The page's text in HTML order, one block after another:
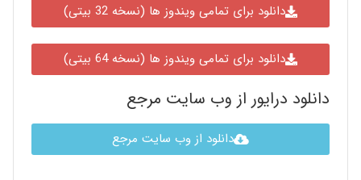
دانلود برای تمامی ویندوز ها (نسخه 32 بیتی)
دانلود برای تمامی ویندوز ها (نسخه 64 بیتی)
دانلود درایور از وب سایت مرجع
دانلود از وب سایت مرجع